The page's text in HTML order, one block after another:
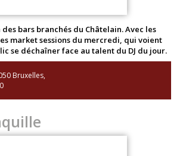
des bars branchés du Châtelain. Avec les
market sessions du mercredi, qui voient
se déchaîner face au talent du DJ du jour.
Bruxelles,